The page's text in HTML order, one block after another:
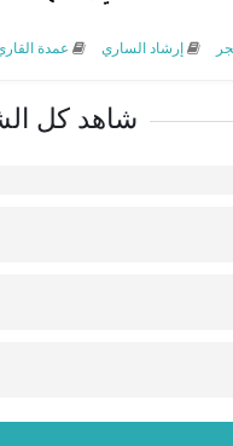
إرشاد الساري عمدة
شاهد كل